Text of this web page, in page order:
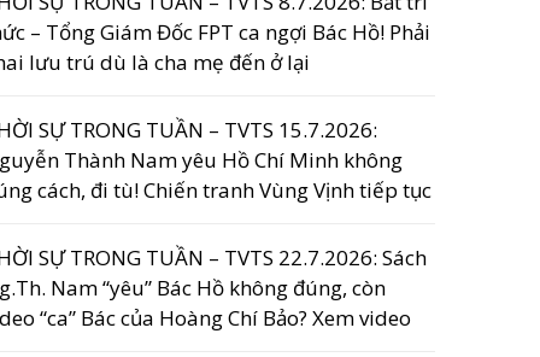
– Tổng Giám Đốc FPT ca ngợi Bác Hồ! Phải
lưu trú dù là cha mẹ đến ở lại
SỰ TRONG TUẦN – TVTS 15.7.2026:
Thành Nam yêu Hồ Chí Minh không
cách, đi tù! Chiến tranh Vùng Vịnh tiếp tục
SỰ TRONG TUẦN – TVTS 22.7.2026: Sách
Nam “yêu” Bác Hồ không đúng, còn
“ca” Bác của Hoàng Chí Bảo? Xem video